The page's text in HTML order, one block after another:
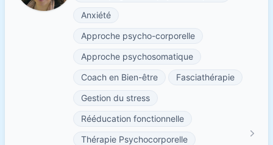
Anxiété
Approche psycho-corporelle
Approche psychosomatique
Coach en Bien-être
Fasciathérapie
Gestion du stress
Rééducation fonctionnelle
Thérapie Psychocorporelle